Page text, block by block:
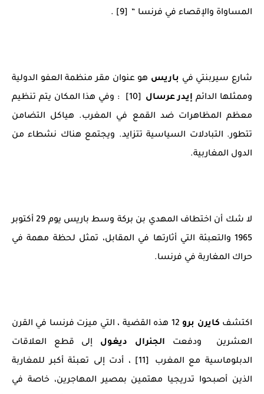
المساواة والإقصاء في فرنسا “ [9] .
شارع سيربنتي في باريس هو عنوان مقر منظمة العفو الدولية
وممثلها الدائم إيدر عرسال
[10] : وفي هذا المكان يتم تنظيم
معظم المظاهرات ضد القمع في المغرب. هياكل التضامن
تتطور. التبادلات السياسية تتزايد. ويجتمع هناك نشطاء من
الدول المغاربية.
لا شك أن اختطاف المهدي بن بركة وسط باريس يوم 29 أكتوبر
1965 والتعبئة التي أثارتها في المقابل، تمثل لحظة مهمة في
حراك المغاربة في فرنسا.
اكتشف كايرن برو
12 هذه القضية ، التي ميزت فرنسا في القرن
العشرين ودفعت الجنرال ديغول إلى قطع العلاقات
الدبلوماسية مع المغرب [11] ، أدت إلى تعبئة أكبر للمغاربة
الذين أصبحوا تدريجيا مهتمين بمصير المهاجرين، خاصة في